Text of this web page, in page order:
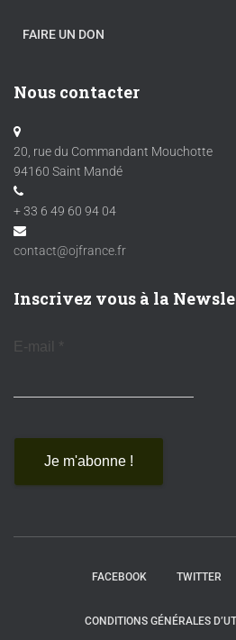
FAIRE UN DON
Nous contacter
20, rue du Commandant Mouchotte
94160 Saint Mandé
+ 33 6 49 60 94 04
contact@ojfrance.fr
Inscrivez vous à la
E-mail *
FACEBOOK TWITTER
CONDITIONS GÉNÉRALES